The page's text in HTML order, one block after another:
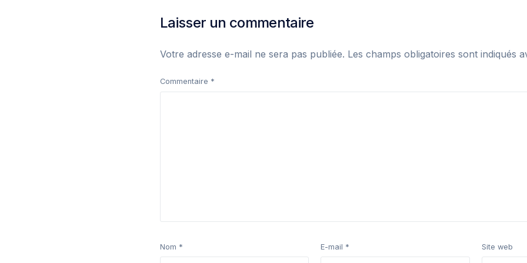
Laisser un commentaire
Votre adresse e-mail ne sera pas publiée. Les champs obligatoires sont indiqués
Commentaire *
Nom * E-mail * Site web